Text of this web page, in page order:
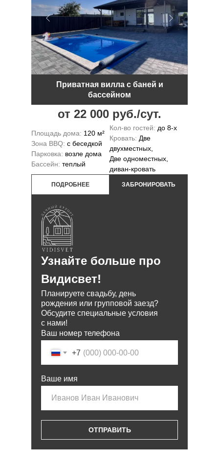
Приватная вилла с баней и
бассейном
от 22 000 руб./сут.
Площадь дома: 120 м²
Зона BBQ: с беседкой
Парковка: возле дома
Бассейн: теплый
Кол-во гостей: до 8-х
Кровать: Две
двухместных,
Две одноместных,
диван-кровать
ПОДРОБНЕЕ ЗАБРОНИРОВАТЬ
Узнайте больше про
Видисвет!
Планируете свадьбу, день
рождения или групповой заезд?
Обсудите специальные условия
с нами!
Ваш номер телефона
+7
Ваше имя
ОТПРАВИТЬ